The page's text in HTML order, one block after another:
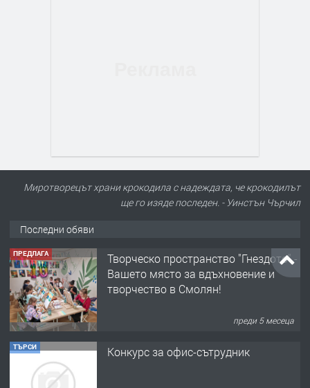
Миротворецът храни крокодила с надеждата, че крокодилът
ще го изяде последен. - Уинстън Чърчил
Последни обяви
ПРЕДЛАГА
Творческо пространство "Гнездото" -
Вашето място за вдъхновение и
творчество в Смолян!
преди 5 месеца
ТЪРСИ Конкурс за офис-сътрудник